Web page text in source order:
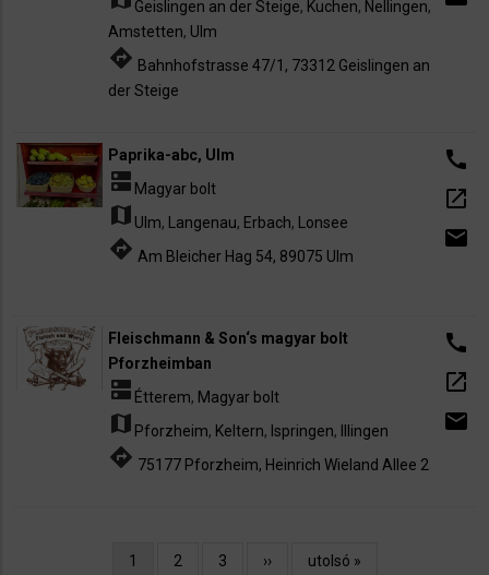
Geislingen an der Steige, Kuchen, Nellingen,
Amstetten, Ulm
directions Bahnhofstrasse 47/1, 73312 Geislingen an
der Steige
Paprika-abc, Ulm
dns Magyar bolt
map Ulm, Langenau, Erbach, Lonsee
directions Am Bleicher Hag 54, 89075 Ulm
call
open_in_new
email
Fleischmann & Son‘s magyar bolt
Pforzheimban
dns Étterem, Magyar bolt
map Pforzheim, Keltern, Ispringen, Illingen
directions 75177 Pforzheim, Heinrich Wieland Allee 2
call
open_in_new
email
OldalszámozásJelenlegi
1 Oldal
2 Oldal
3
Következő
››
Utolsó
utolsó »